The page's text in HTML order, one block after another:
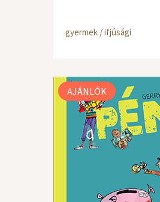
gyermek / ifjúsági
AJÁNLÓK